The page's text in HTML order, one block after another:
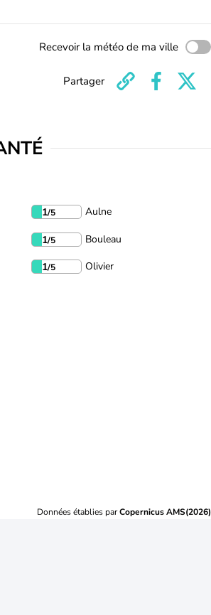
Recevoir la météo de ma ville
Partager
1/5 Aulne
1/5 Bouleau
1/5 Olivier
Données établies parCopernicus AMS(2026)